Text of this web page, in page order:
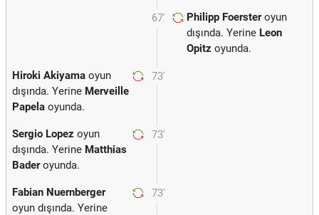
67' Philipp Foersteroyun
dışında. Yerine Leon
Opitz oyunda.
73'
Hiroki Akiyama oyun
dışında. Yerine Merveille
Papela oyunda.
73'
Sergio Lopez oyun
dışında. Yerine Matthias
Baderoyunda.
73'
Fabian Nuernberger
oyun dışında. Yerine